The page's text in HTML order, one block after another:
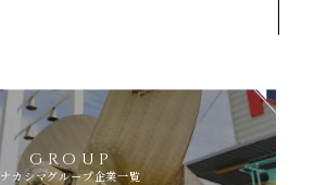
GROUP
ナカシマグループ企業一覧